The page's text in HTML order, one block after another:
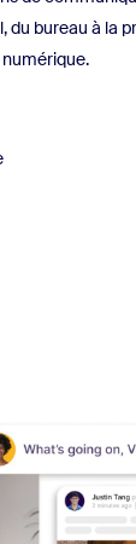
du bureau à la
numérique.